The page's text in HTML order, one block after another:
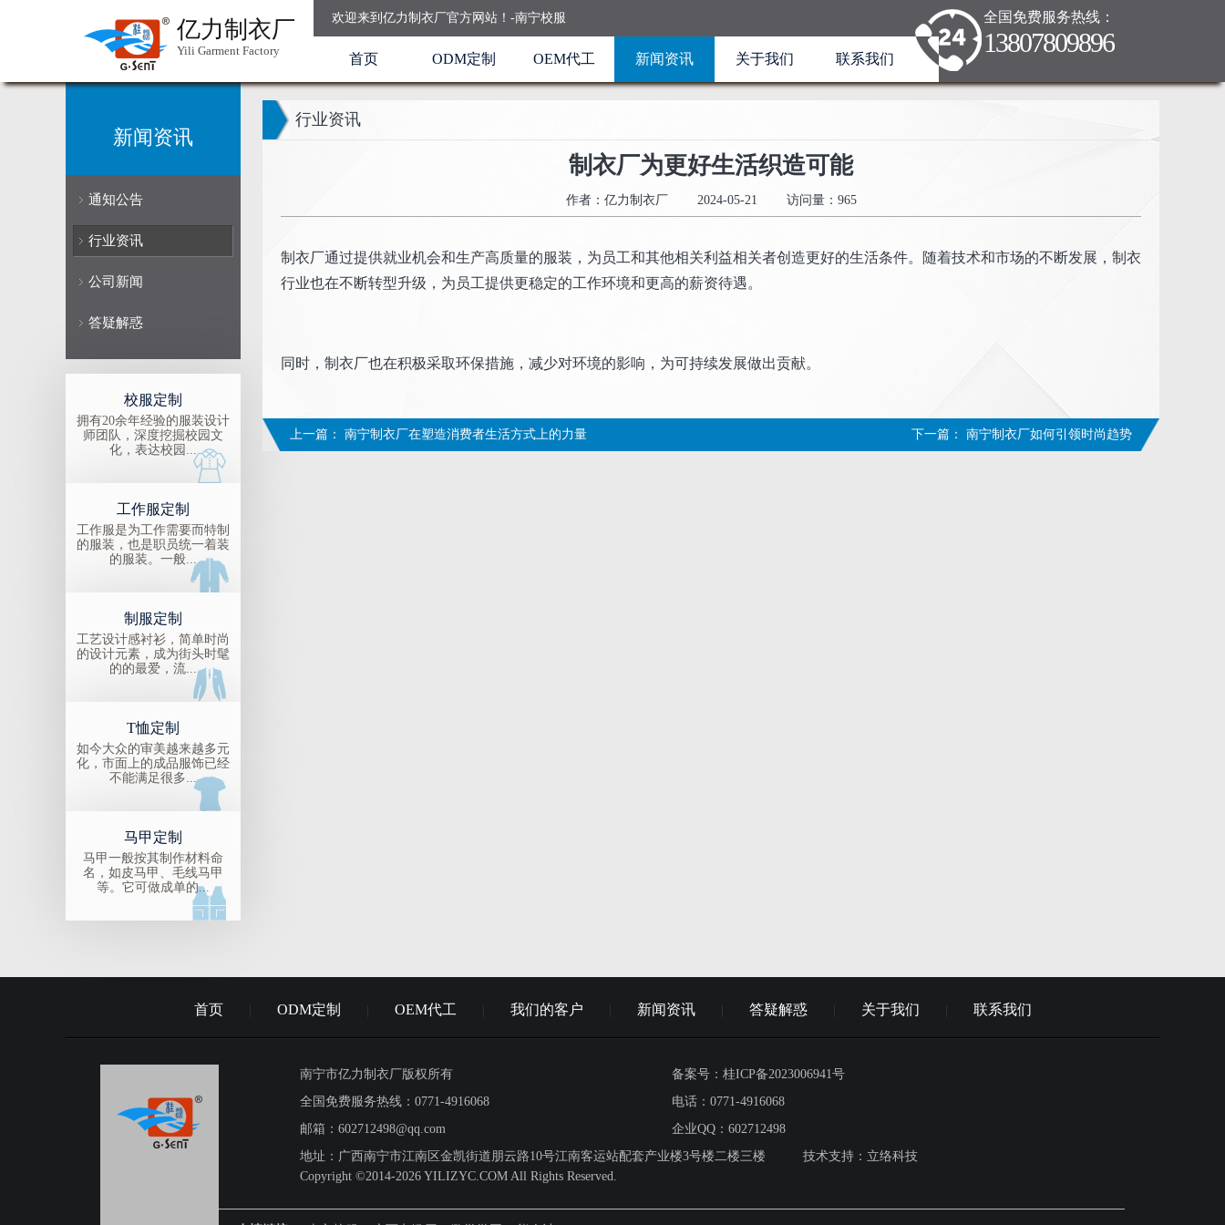
亿力制衣厂
Yili Garment Factory
欢迎来到亿力制衣厂官方网站！-南宁校服
首页 ODM定制 OEM代工 新闻资讯 关于我们 联系我们
全国免费服务热线：
13807809896
新闻资讯
通知公告
行业资讯
公司新闻
答疑解惑
校服定制
拥有20余年经验的服装设计
师团队，深度挖掘校园文
化，表达校园...
工作服定制
工作服是为工作需要而特制
的服装，也是职员统一着装
的服装。一般...
制服定制
工艺设计感衬衫，简单时尚
的设计元素，成为街头时髦
的的最爱，流...
T恤定制
如今大众的审美越来越多元
化，市面上的成品服饰已经
不能满足很多...
马甲定制
马甲一般按其制作材料命
名，如皮马甲、毛线马甲
等。它可做成单的...
行业资讯
制衣厂为更好生活织造可能
作者：亿力制衣厂 2024-05-21 访问量：965
制衣厂通过提供就业机会和生产高质量的服装，为员工和其他相关利益相关者创造更好的生活条件。随着技术和市场的不断发展，制衣
行业也在不断转型升级，为员工提供更稳定的工作环境和更高的薪资待遇。
同时，制衣厂也在积极采取环保措施，减少对环境的影响，为可持续发展做出贡献。
上一篇： 南宁制衣厂在塑造消费者生活方式上的力量 下一篇：南宁制衣厂如何引领时尚趋势
首页 ODM定制 OEM代工 我们的客户 新闻资讯 答疑解惑 关于我们 联系我们
南宁市亿力制衣厂版权所有 备案号： 桂ICP备2023006941号
全国免费服务热线：0771-4916068
电话：0771-4916068
邮箱：602712498@qq.com
企业QQ：602712498
地址：广西南宁市江南区金凯街道朋云路10号江南客运站配套产业楼3号楼二楼三楼
技术支持： 立络科技
Copyright ©2014-2026 YILIZYC.COM All Rights Reserved.